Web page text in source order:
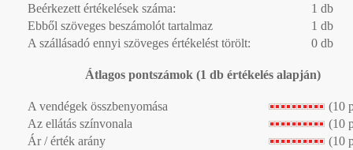
Beérkezett értékelések száma:
1 db
Ebből szöveges beszámolót tartalmaz
1 db
A szállásadó ennyi szöveges értékelést törölt:
0 db
Átlagos pontszámok (1 db értékelés alapján)
A vendégek összbenyomása
(10
Az ellátás színvonala
(10
Ár / érték arány
(10